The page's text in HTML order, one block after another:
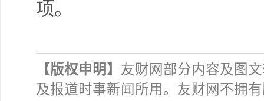
项。
【版权申明】 友财网部分内容及图
及报道时事新闻所用。友财网不拥